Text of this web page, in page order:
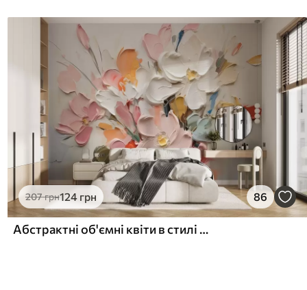
207грн124 грн 86
Абстрактні об'ємні квіти в стилі олійного живопису